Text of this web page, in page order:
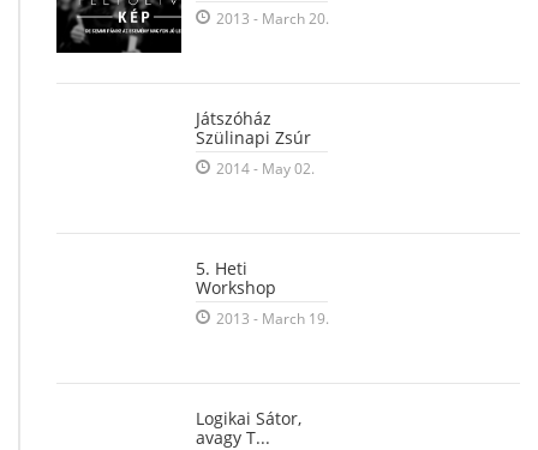
2013 - March 20.
Játszóház
Szülinapi Zsúr
2014 - May 02.
5. Heti
Workshop
2013 - March 19.
Logikai Sátor,
avagy T...